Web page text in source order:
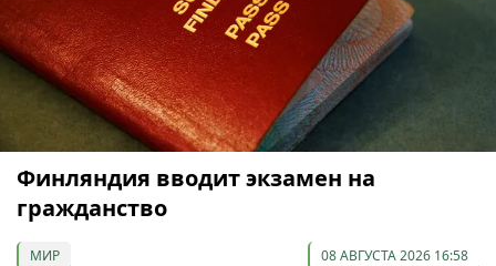
Финляндия вводит экзамен на
гражданство
МИР 08 АВГУСТА 2026 16:58